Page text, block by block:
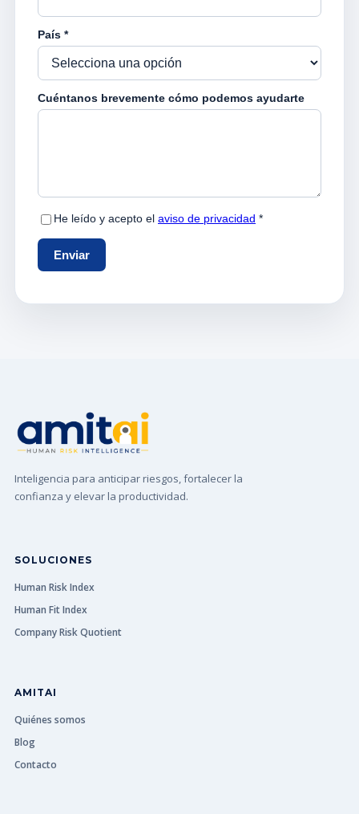
Inteligencia para anticipar riesgos, fortalecer la
confianza y elevar la productividad.
SOLUCIONES
Human Risk Index
Human Fit Index
Company Risk Quotient
AMITAI
Quiénes somos
Blog
Contacto